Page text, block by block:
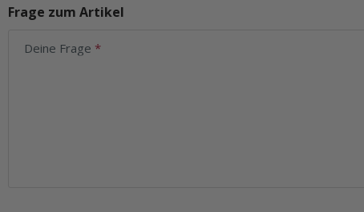
Frage zum Artikel
Deine Frage